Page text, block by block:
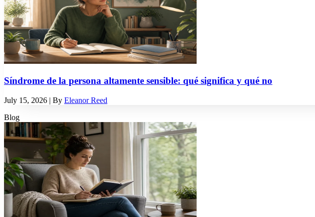
Síndrome de la persona altamente sensible: qué significa y qué no
July 15, 2026 | By Eleanor Reed
Blog